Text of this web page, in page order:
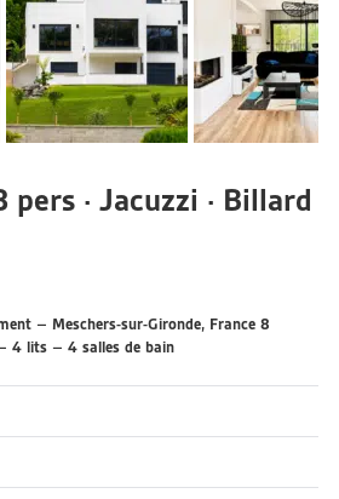
· Jacuzzi · Billard
– Meschers-sur-Gironde, France 8
4 lits – 4 salles de bain